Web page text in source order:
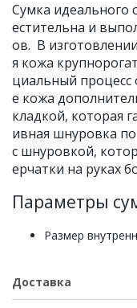
Сумка идеального
естительна и
ов. В
я кожа
циальный
е кожа
кладкой, которая
ивная шнуровка по
с шнуровкой,
ерчатки на руках
Параметры
Размер
Доставка